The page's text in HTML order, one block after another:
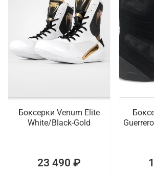
Боксерки Venum Elite
White/Black-Gold
23 490 ₽